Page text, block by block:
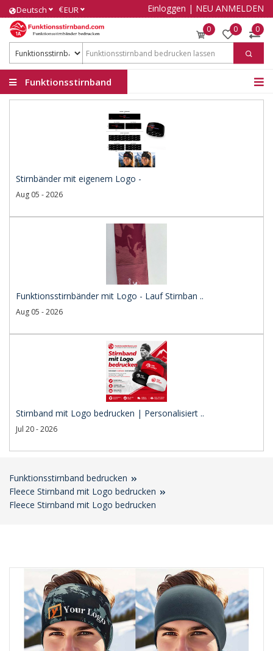
Deutsch €EUR Einloggen | NEU ANMELDEN
0 0 0
Funktionsstirnband
Stirnbänder mit eigenem Logo -
Aug 05 - 2026
Funktionsstirnbänder mit Logo - Lauf Stirnban ..
Aug 05 - 2026
Stirnband mit Logo bedrucken | Personalisiert ..
Jul 20 - 2026
Funktionsstirnband bedrucken
Fleece Stirnband mit Logo bedrucken
Fleece Stirnband mit Logo bedrucken